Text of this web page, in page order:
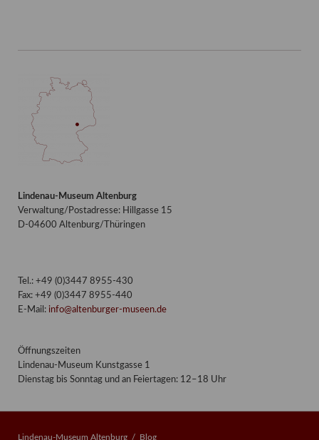
Lindenau-Museum Altenburg
Verwaltung/Postadresse: Hillgasse 15
D-04600 Altenburg/Thüringen
Tel.: +49 (0)3447 8955-430
Fax: +49 (0)3447 8955-440
E-Mail: info@altenburger-museen.de
Öffnungszeiten
Lindenau-Museum Kunstgasse 1
Dienstag bis Sonntag und an Feiertagen: 12–18 Uhr
Lindenau-Museum Altenburg Blog